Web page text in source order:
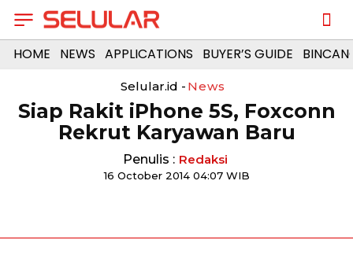
HOME NEWS APPLICATIONS BUYER’S GUIDE
Selular.id - News
Siap Rakit iPhone 5S, Foxconn
Rekrut Karyawan Baru
Penulis : Redaksi
16 October 2014 04:07 WIB